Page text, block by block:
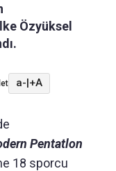
Özyüksel
a-|+A
Pentatlon
18 sporcu